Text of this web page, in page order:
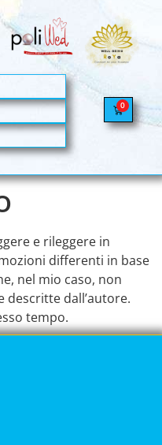
0
e rileggere in
differenti in base
nel mio caso, non
descritte dall’autore.
tempo.